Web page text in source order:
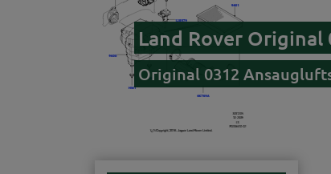
Land Rover Original
Original 0312